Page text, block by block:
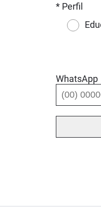
* Perfil
WhatsApp